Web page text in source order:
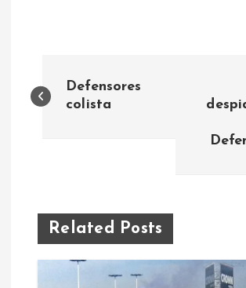
a
a
Defensores
colista
Related Posts